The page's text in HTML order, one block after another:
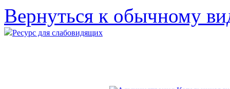
Вернуться к обычному
Ресурс для слабовидящих